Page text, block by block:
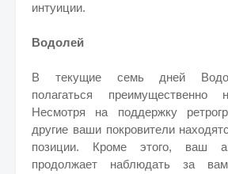
интуиции.
Водолей
В текущие семь дней
полагаться
Несмотря на поддержку
другие ваши покровители
позиции. Кроме этого, ваш
продолжает наблюдать за